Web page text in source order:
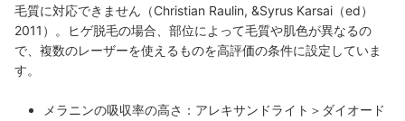
毛質に対応できません（Christian Raulin, &Syrus Karsai（ed）
2011）。ヒゲ脱毛の場合、部位によって毛質や肌色が異なるの
で、複数のレーザーを使えるものを高評価の条件に設定していま
す。
メラニンの吸収率の高さ：アレキサンドライト＞ダイオード